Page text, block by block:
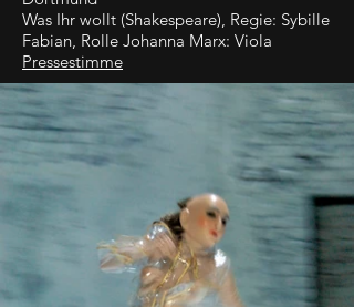
Was Ihr wollt (Shakespeare), Regie: Sybille
Fabian, Rolle Johanna Marx: Viola
Pressestimme